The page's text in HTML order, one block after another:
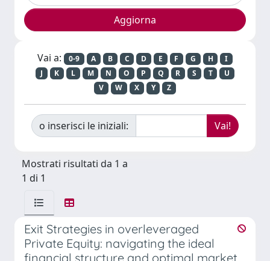
Vai a: 0-9 A B C D E F G H
I
J
K L M N O P Q R S T
U
V
W X Y Z
o inserisci le iniziali:
Mostrati risultati da 1 a
1 di 1
Exit Strategies in overleveraged
Private Equity: navigating the ideal
financial structure and optimal market